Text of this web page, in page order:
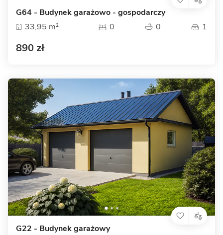
G64 - Budynek garażowo - gospodarczy
33,95 m²
0 0 1
890 zł
G22 - Budynek garażowy